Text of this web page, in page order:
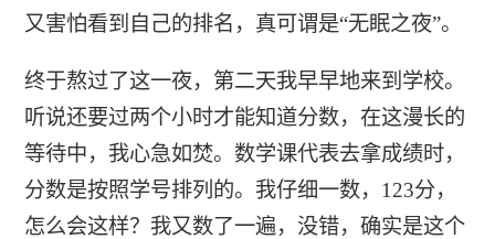
又害怕看到自己的排名，真可谓是“无眠之夜”。
终于熬过了这一夜，第二天我早早地来到学校。
听说还要过两个小时才能知道分数，在这漫长的
等待中，我心急如焚。数学课代表去拿成绩时，
分数是按照学号排列的。我仔细一数，123分，
怎么会这样？我又数了一遍，没错，确实是这个